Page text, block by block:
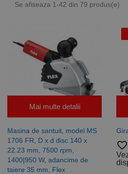
Se afiseaza 1-42 din 79 produs(e)
Mai multe detalii
Masina de santuit, model MS
1706 FR, D x d disc 140 x
22.23 mm, 7500 rpm,
1400|950 W, adancime de
taiere 35 mm, Flex
favorite_border